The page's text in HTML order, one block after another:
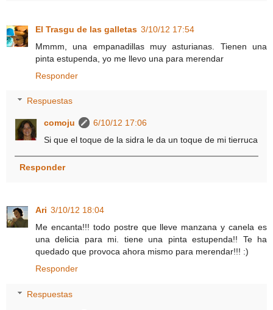
El Trasgu de las galletas 3/10/12 17:54
Mmmm, una empanadillas muy asturianas. Tienen una
pinta estupenda, yo me llevo una para merendar
Responder
Respuestas
comoju
6/10/12 17:06
Si que el toque de la sidra le da un toque de mi tierruca
Responder
Ari 3/10/12 18:04
Me encanta!!! todo postre que lleve manzana y canela es
una delicia para mi. tiene una pinta estupenda!! Te ha
quedado que provoca ahora mismo para merendar!!! :)
Responder
Respuestas